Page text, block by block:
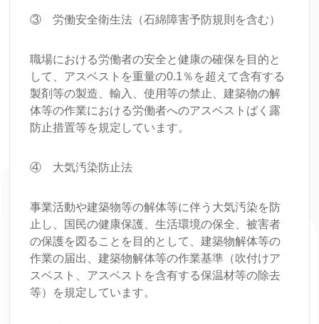
③ 労働安全衛生法（石綿障害予防規則を含む）
職場における労働者の安全と健康の確保を目的と
して、アスベストを重量の0.1％を超えて含有する
製剤等の製造、輸入、使用等の禁止、建築物の解
体等の作業における労働者へのアスベストばく露
防止措置等を規定しています。
④ 大気汚染防止法
事業活動や建築物等の解体等に伴う大気汚染を防
止し、国民の健康保護、生活環境の保全、被害者
の保護を図ることを目的として、建築物解体等の
作業の届出、建築物解体等の作業基準（吹付けア
スベスト、アスベストを含有する保温材等の除去
等）を規定しています。